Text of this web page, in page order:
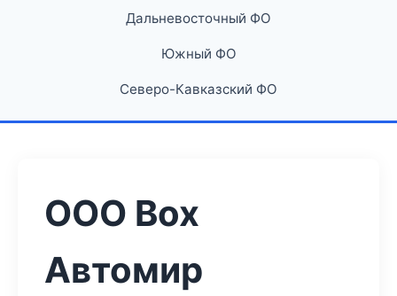
Дальневосточный ФО
Южный ФО
Северо-Кавказский ФО
ООО Box
Автомир